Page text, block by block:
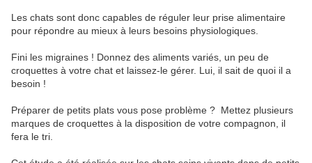
Les chats sont donc capables de réguler leur prise alimentaire
pour répondre au mieux à leurs besoins physiologiques.
Fini les migraines ! Donnez des aliments variés, un peu de
croquettes à votre chat et laissez-le gérer. Lui, il sait de quoi il a
besoin !
Préparer de petits plats vous pose problème ? Mettez plusieurs
marques de croquettes à la disposition de votre compagnon, il
fera le tri.